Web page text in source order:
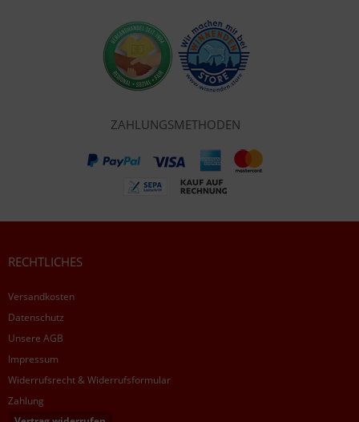
ZAHLUNGSMETHODEN
RECHTLICHES
Versandkosten
Datenschutz
Unsere AGB
Impressum
Widerrufsrecht & Widerrufsformular
Zahlung